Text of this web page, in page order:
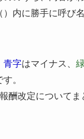
内に勝手に呼び
青字はマイナス、
。
酬改定についてま